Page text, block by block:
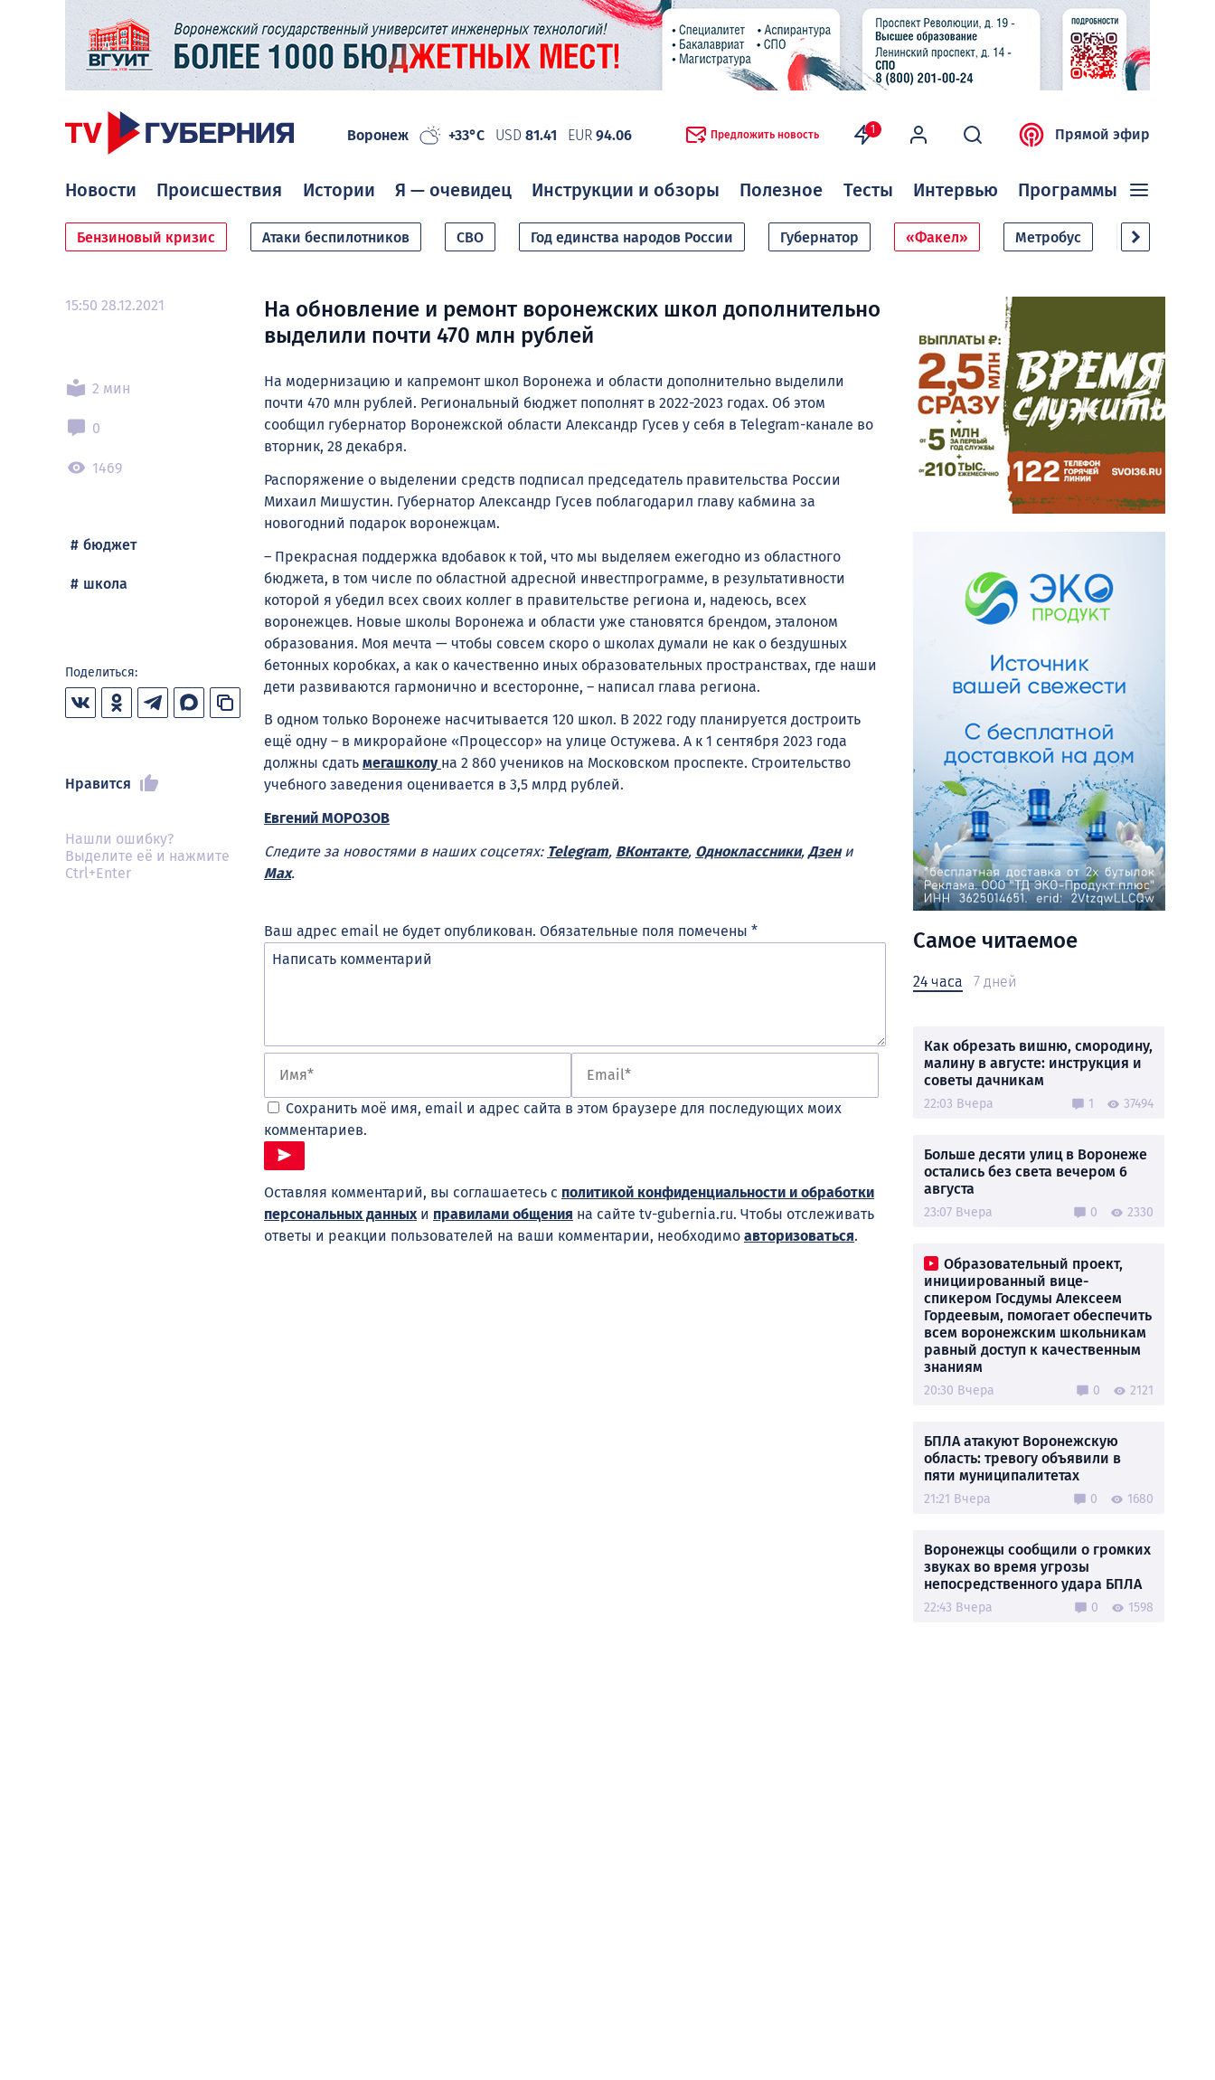
Воронеж +33°C USD 81.41 EUR 94.06 Предложить новость 1 Прямой эфир
Новости Происшествия Истории Я — очевидец Инструкции и обзоры Полезное Тесты Интервью Программы
Бензиновый кризис Атаки беспилотников СВО Год единства народов России Губернатор «Факел» Метробус Дачный
15:50 28.12.2021
2 мин
0
1469
бюджет
школа
Поделиться:
Нравится
Нашли ошибку?
Выделите её и нажмите
Ctrl+Enter
На обновление и ремонт воронежских школ дополнительно
выделили почти 470 млн рублей
На модернизацию и капремонт школ Воронежа и области дополнительно выделили
почти 470 млн рублей. Региональный бюджет пополнят в 2022-2023 годах. Об этом
сообщил губернатор Воронежской области Александр Гусев у себя в Telegram-канале во
вторник, 28 декабря.
Распоряжение о выделении средств подписал председатель правительства России
Михаил Мишустин. Губернатор Александр Гусев поблагодарил главу кабмина за
новогодний подарок воронежцам.
– Прекрасная поддержка вдобавок к той, что мы выделяем ежегодно из областного
бюджета, в том числе по областной адресной инвестпрограмме, в результативности
которой я убедил всех своих коллег в правительстве региона и, надеюсь, всех
воронежцев. Новые школы Воронежа и области уже становятся брендом, эталоном
образования. Моя мечта — чтобы совсем скоро о школах думали не как о бездушных
бетонных коробках, а как о качественно иных образовательных пространствах, где наши
дети развиваются гармонично и всесторонне, – написал глава региона.
В одном только Воронеже насчитывается 120 школ. В 2022 году планируется достроить
ещё одну – в микрорайоне «Процессор» на улице Остужева. А к 1 сентября 2023 года
должны сдать мегашколу на 2 860 учеников на Московском проспекте. Строительство
учебного заведения оценивается в 3,5 млрд рублей.
Евгений МОРОЗОВ
Следите за новостями в наших соцсетях: Telegram, ВКонтакте, Одноклассники, Дзени
Max.
Ваш адрес email не будет опубликован. Обязательные поля помечены *
Сохранить моё имя, email и адрес сайта в этом браузере для последующих моих
комментариев.
Оставляя комментарий, вы соглашаетесь с политикой конфиденциальности и обработки
персональных данных и правилами общения на сайте tv-gubernia.ru. Чтобы отслеживать
ответы и реакции пользователей на ваши комментарии, необходимо авторизоваться.
Самое читаемое
24 часа 7 дней
Как обрезать вишню, смородину,
малину в августе: инструкция и
советы дачникам
22:03 Вчера 1 37494
Больше десяти улиц в Воронеже
остались без света вечером 6
августа
23:07 Вчера 0 2330
Образовательный проект,
инициированный вице-
спикером Госдумы Алексеем
Гордеевым, помогает обеспечить
всем воронежским школьникам
равный доступ к качественным
знаниям
20:30 Вчера 0 2121
БПЛА атакуют Воронежскую
область: тревогу объявили в
пяти муниципалитетах
21:21 Вчера 0 1680
Воронежцы сообщили о громких
звуках во время угрозы
непосредственного удара БПЛА
22:43 Вчера 0 1598